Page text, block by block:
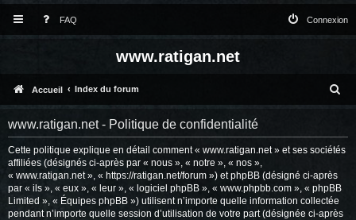
FAQ Connexion
www.ratigan.net
Accueil Index du forum
www.ratigan.net - Politique de confidentialité
Cette politique explique en détail comment « www.ratigan.net » et ses sociétés
affiliées (désignés ci-après par « nous », « notre », « nos »,
« www.ratigan.net », « https://ratigan.net/forum ») et phpBB (désigné ci-après
par « ils », « eux », « leur », « logiciel phpBB », « www.phpbb.com », « phpBB
Limited », « Équipes phpBB ») utilisent n’importe quelle information collectée
pendant n’importe quelle session d’utilisation de votre part (désignée ci-après